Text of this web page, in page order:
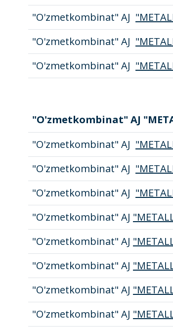
"O'zmetkombinat" AJ
"O'zmetkombinat" AJ
"O'zmetkombinat" AJ
"O'zmetkombinat" AJ
"O'zmetkombinat" AJ
"O'zmetkombinat" AJ
"O'zmetkombinat" AJ
"O'zmetkombinat" AJ
"O'zmetkombinat" AJ
"O'zmetkombinat" AJ
"O'zmetkombinat" AJ
"O'zmetkombinat" AJ